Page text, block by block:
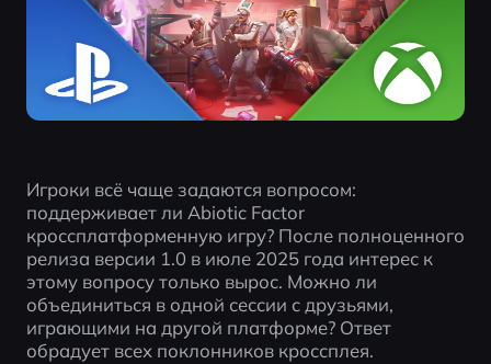
Игроки всё чаще задаются вопросом:
поддерживает ли Abiotic Factor
кроссплатформенную игру? После полноценного
релиза версии 1.0 в июле 2025 года интерес к
этому вопросу только вырос. Можно ли
объединиться в одной сессии с друзьями,
играющими на другой платформе? Ответ
обрадует всех поклонников кроссплея.